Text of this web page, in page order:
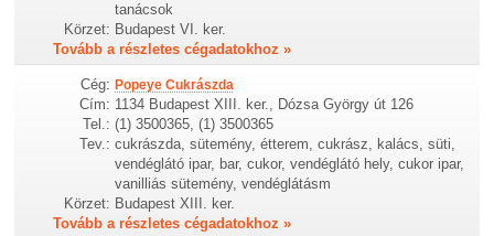
tanácsok
Körzet: Budapest VI. ker.
Tovább a részletes cégadatokhoz »
Cég: Popeye Cukrászda
Cím: 1134 Budapest XIII. ker., Dózsa György út 126
Tel.: (1) 3500365, (1) 3500365
Tev.: cukrászda, sütemény, étterem, cukrász, kalács, süti,
vendéglátó ipar, bar, cukor, vendéglátó hely, cukor ipar,
vanilliás sütemény, vendéglátásm
Körzet: Budapest XIII. ker.
Tovább a részletes cégadatokhoz »